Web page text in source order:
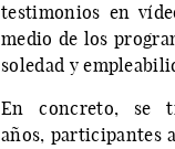
testimonios en
medio de los
soledad y
En concreto, se
años, participantes